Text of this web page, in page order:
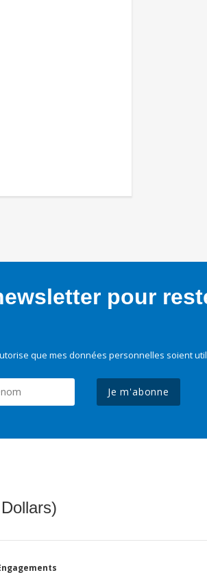
pour
que mes données personnelles soient
Je m'abonne